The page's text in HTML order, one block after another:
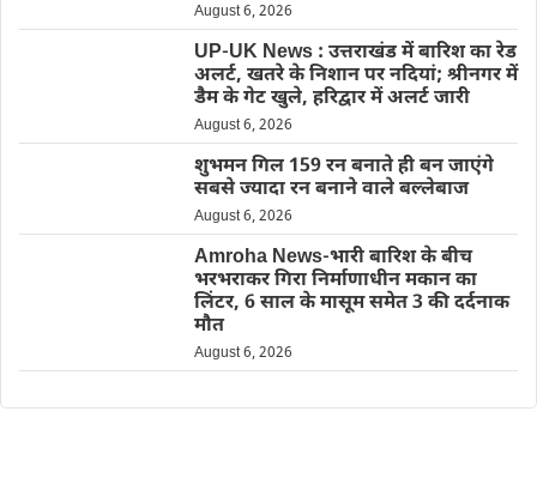
August 6, 2026
UP-UK News : उत्तराखंड में बारिश का रेड
अलर्ट, खतरे के निशान पर नदियां; श्रीनगर में
डैम के गेट खुले, हरिद्वार में अलर्ट जारी
August 6, 2026
शुभमन गिल 159 रन बनाते ही बन जाएंगे
सबसे ज्यादा रन बनाने वाले बल्लेबाज
August 6, 2026
Amroha News-भारी बारिश के बीच
भरभराकर गिरा निर्माणाधीन मकान का
लिंटर, 6 साल के मासूम समेत 3 की दर्दनाक
मौत
August 6, 2026